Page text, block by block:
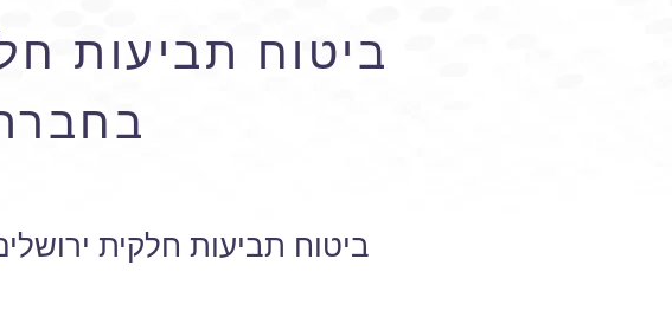
ביטוח תביעות
ביטוח תביעות חלקית